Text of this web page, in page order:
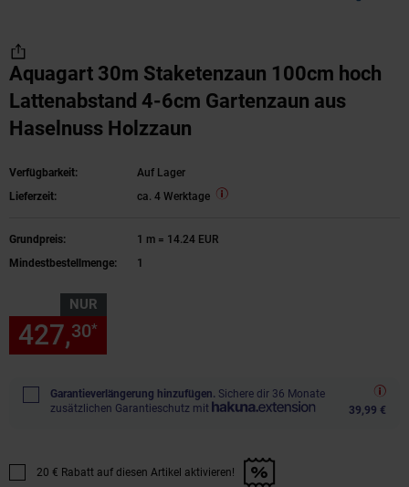
Aquagart 30m Staketenzaun 100cm hoch
Lattenabstand 4-6cm Gartenzaun aus
Haselnuss Holzzaun
Verfügbarkeit:
Auf Lager
Lieferzeit:
ca. 4 Werktage
Grundpreis:
1 m = 14.24 EUR
Mindestbestellmenge:
1
NUR
427,30*
Garantieverlängerung hinzufügen. Sichere dir 36 Monate
zusätzlichen Garantieschutz mit
39,99 €
Promotion "20 € Rabatt auf diesen Artikel aktivieren!" anwenden
20 € Rabatt auf diesen Artikel aktivieren!